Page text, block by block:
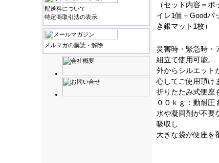
配送料について
特定商取引法の表示
メルマガの購読・解除
（セット内容＝
イレ1個＋Goodパ
き銀マット1枚）
災害時・緊急時・
組立て使用可能。
外からシルエット
心してご使用頂け
折りたたみ式便座
００ｋｇ：動耐
水や凝固剤が不要
吸収し
大きな袋が便座を